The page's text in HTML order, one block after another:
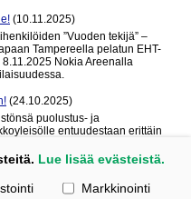
(10.11.2025)
”Vuoden tekijä” –
Tampereella pelatun EHT-
Nokia Areenalla
(24.10.2025)
puolustus- ja
entuudestaan erittäin
Lue lisää evästeistä.
Markkinointi